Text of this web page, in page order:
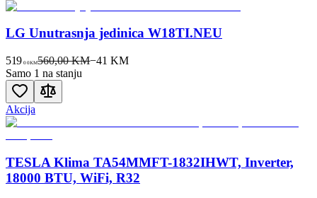
LG Unutrasnja jedinica W18TI.NEU
519 00KM560,00 KM−41 KM
Samo 1 na stanju
Akcija
TESLA Klima TA54MMFT-1832IHWT, Inverter,
18000 BTU, WiFi, R32